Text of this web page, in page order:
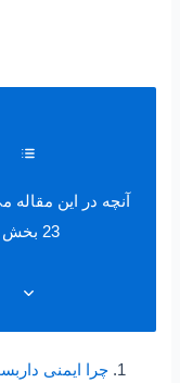
آنچه در این مقاله
23 بخش
چرا ایمنی